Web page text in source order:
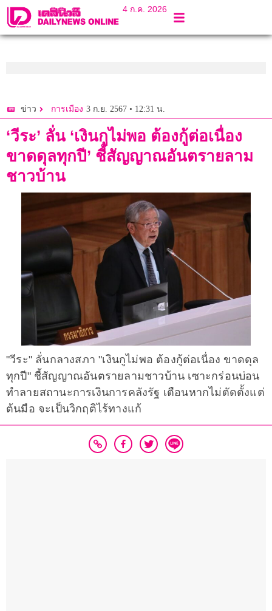
4 ก.ค. 2026
ข่าว การเมือง 3 ก.ย. 2567 • 12:31 น.
‘วีระ’ ลั่น ‘เงินกูไม่พอ ต้องกู้ต่อเนื่อง
ขาดดุลทุกปี’ ชี้สัญญาณอันตรายลาม
ชาวบ้าน
"วีระ" ลั่นกลางสภา "เงินกูไม่พอ ต้องกู้ต่อเนื่อง ขาดดุล
ทุกปี" ชี้สัญญาณอันตรายลามชาวบ้าน เซาะกร่อนบ่อน
ทำลายสถานะการเงินการคลังรัฐ เตือนหากไม่ตัดตั้งแต่
ต้นมือ จะเป็นวิกฤติไร้ทางแก้